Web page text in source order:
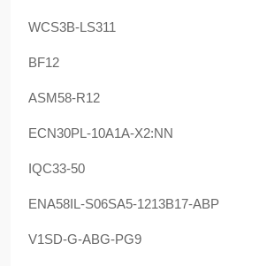
WCS3B-LS311
BF12
ASM58-R12
ECN30PL-10A1A-X2:NN
IQC33-50
ENA58IL-S06SA5-1213B17-ABP
V1SD-G-ABG-PG9